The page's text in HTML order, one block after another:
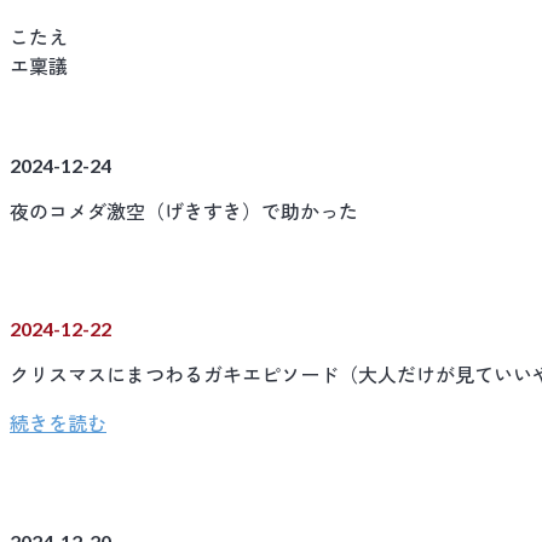
こたえ
エ稟議
2024-12-24
夜のコメダ激空（げきすき）で助かった
2024-12-22
クリスマスにまつわるガキエピソード（大人だけが見ていい
続きを読む